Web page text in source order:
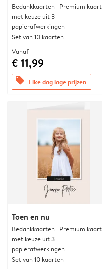
Bedankkaarten | Premium kaart
met keuze uit 3
papierafwerkingen
Set van 10 kaarten
Vanaf
€ 11,99
offers Elke dag lage prijzen
Toen en nu
Bedankkaarten | Premium kaart
met keuze uit 3
papierafwerkingen
Set van 10 kaarten